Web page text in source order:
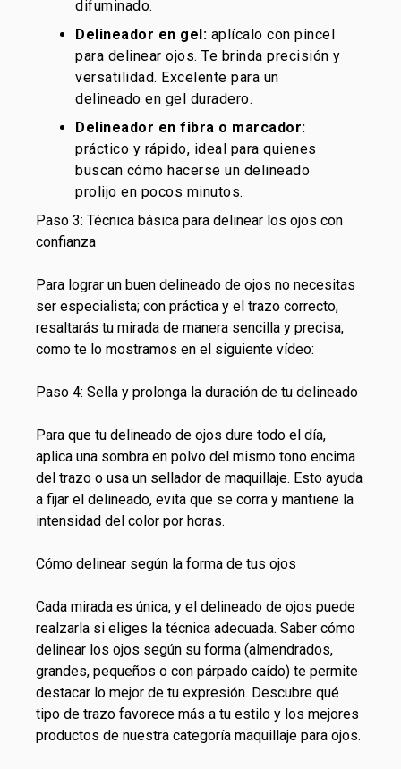
difuminado.
Delineador en gel: aplícalo con pincel
para delinear ojos. Te brinda precisión y
versatilidad. Excelente para un
delineado en gel duradero.
Delineador en fibra o marcador:
práctico y rápido, ideal para quienes
buscan cómo hacerse un delineado
prolijo en pocos minutos.
Paso 3: Técnica básica para delinear los ojos con
confianza
Para lograr un buen delineado de ojos no necesitas
ser especialista; con práctica y el trazo correcto,
resaltarás tu mirada de manera sencilla y precisa,
como te lo mostramos en el siguiente vídeo:
Paso 4: Sella y prolonga la duración de tu delineado
Para que tu delineado de ojos dure todo el día,
aplica una sombra en polvo del mismo tono encima
del trazo o usa un sellador de maquillaje. Esto ayuda
a fijar el delineado, evita que se corra y mantiene la
intensidad del color por horas.
Cómo delinear según la forma de tus ojos
Cada mirada es única, y el delineado de ojos puede
realzarla si eliges la técnica adecuada. Saber cómo
delinear los ojos según su forma (almendrados,
grandes, pequeños o con párpado caído) te permite
destacar lo mejor de tu expresión. Descubre qué
tipo de trazo favorece más a tu estilo y los mejores
productos de nuestra categoría maquillaje para ojos.